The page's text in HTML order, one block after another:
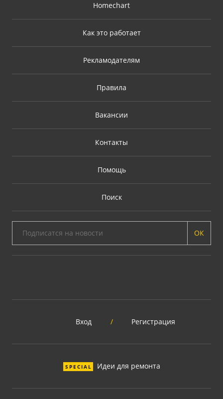
Homechart
Как это работает
Рекламодателям
Правила
Вакансии
Контакты
Помощь
Поиск
ОК
Вход / Регистрация
SPECIAL Идеи для ремонта